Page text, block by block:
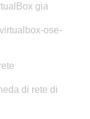
gia
ose-
di rete di